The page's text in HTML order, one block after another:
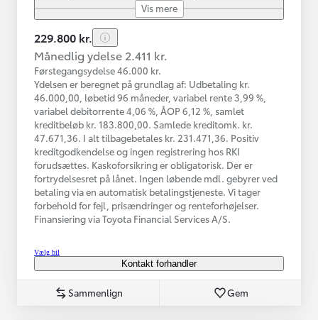
Vis mere
229.800 kr.
Månedlig ydelse 2.411 kr.
Førstegangsydelse 46.000 kr.
Ydelsen er beregnet på grundlag af: Udbetaling kr.
46.000,00, løbetid 96 måneder, variabel rente 3,99 %,
variabel debitorrente 4,06 %, ÅOP 6,12 %, samlet
kreditbeløb kr. 183.800,00. Samlede kreditomk. kr.
47.671,36. I alt tilbagebetales kr. 231.471,36. Positiv
kreditgodkendelse og ingen registrering hos RKI
forudsættes. Kaskoforsikring er obligatorisk. Der er
fortrydelsesret på lånet. Ingen løbende mdl. gebyrer ved
betaling via en automatisk betalingstjeneste. Vi tager
forbehold for fejl, prisændringer og renteforhøjelser.
Finansiering via Toyota Financial Services A/S.
Vælg bil
Kontakt forhandler
Sammenlign Gem